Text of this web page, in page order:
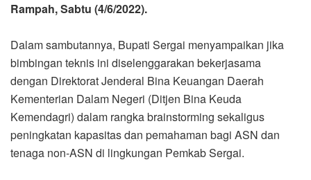
Rampah, Sabtu (4/6/2022).
Dalam sambutannya, Bupati Sergai menyampaikan jika
bimbingan teknis ini diselenggarakan bekerjasama
dengan Direktorat Jenderal Bina Keuangan Daerah
Kementerian Dalam Negeri (Ditjen Bina Keuda
Kemendagri) dalam rangka brainstorming sekaligus
peningkatan kapasitas dan pemahaman bagi ASN dan
tenaga non-ASN di lingkungan Pemkab Sergai.